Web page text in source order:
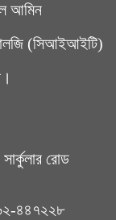
আমিন
(সিআইআইটি)
রোড
৪৪৭২২৮